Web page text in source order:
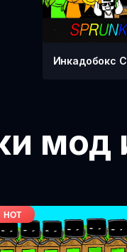
Инкадобокс
мод